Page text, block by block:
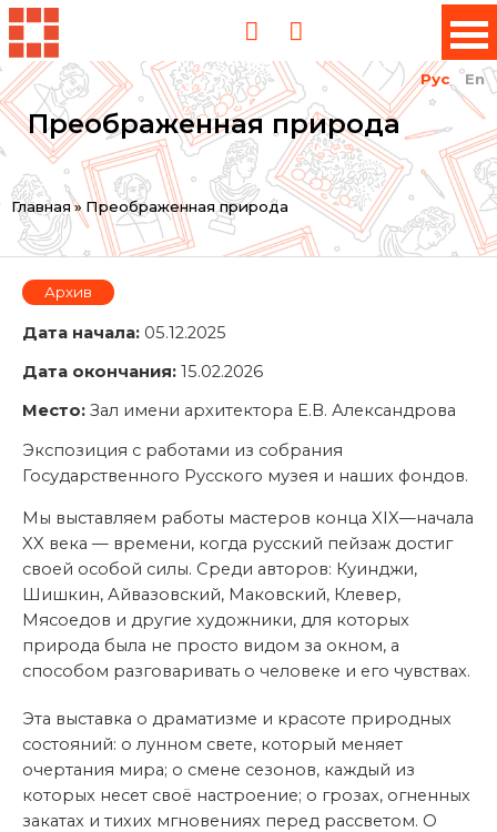
Рус En
Преображенная природа
Вы
здесь
Главная » Преображенная природа
Архив
Дата начала: 05.12.2025
Дата окончания: 15.02.2026
Место: Зал имени архитектора Е.В. Александрова
Экспозиция с работами из собрания
Государственного Русского музея и наших фондов.
Мы выставляем работы мастеров конца XIX—начала
XX века — времени, когда русский пейзаж достиг
своей особой силы. Среди авторов: Куинджи,
Шишкин, Айвазовский, Маковский, Клевер,
Мясоедов и другие художники, для которых
природа была не просто видом за окном, а
способом разговаривать о человеке и его чувствах.
Эта выставка о драматизме и красоте природных
состояний: о лунном свете, который меняет
очертания мира; о смене сезонов, каждый из
которых несет своё настроение; о грозах, огненных
закатах и тихих мгновениях перед рассветом. О